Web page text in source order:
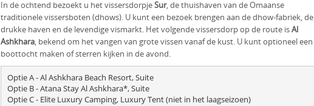
In de ochtend bezoekt u het vissersdorpjeSur, de thuishaven van de Omaanse
traditionele vissersboten (dhows). U kunt een bezoek brengen aan de dhow-fabriek, de
drukke haven en de levendige vismarkt. Het volgende vissersdorp op de route isAl
Ashkhara, bekend om het vangen van grote vissen vanaf de kust. U kunt optioneel een
boottocht maken of sterren kijken in de avond.
Optie A - Al Ashkhara Beach Resort, Suite
Optie B - Atana Stay Al Ashkhara*, Suite
Optie C - Elite Luxury Camping, Luxury Tent (niet in het laagseizoen)